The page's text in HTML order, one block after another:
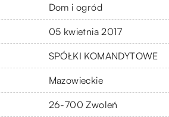
Dom i ogród
05 kwietnia 2017
SPÓŁKI KOMANDYTOWE
Mazowieckie
26-700 Zwoleń